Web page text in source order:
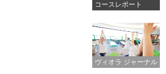
コースレポート
ヴィオラ ジャーナル